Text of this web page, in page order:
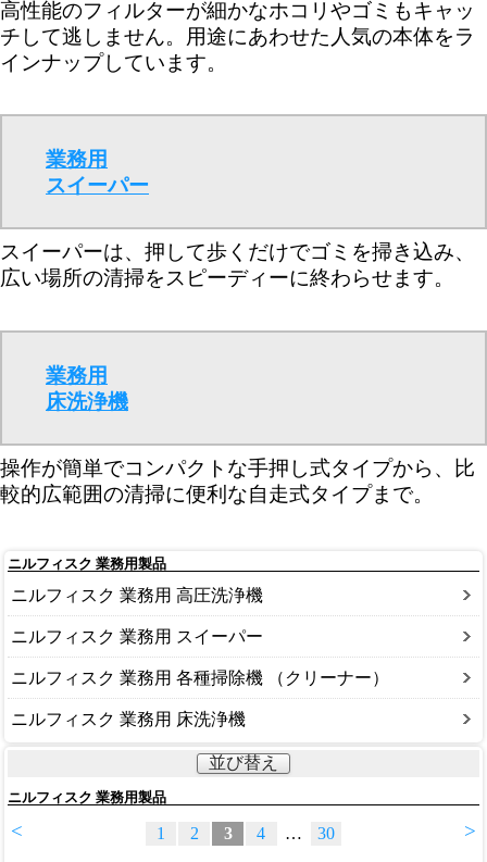
高性能のフィルターが細かなホコリやゴミもキャッ
チして逃しません。用途にあわせた人気の本体をラ
インナップしています。
業務用
スイーパー
スイーパーは、押して歩くだけでゴミを掃き込み、
広い場所の清掃をスピーディーに終わらせます。
業務用
床洗浄機
操作が簡単でコンパクトな手押し式タイプから、比
較的広範囲の清掃に便利な自走式タイプまで。
ニルフィスク 業務用製品
ニルフィスク 業務用 高圧洗浄機
ニルフィスク 業務用 スイーパー
ニルフィスク 業務用 各種掃除機 （クリーナー）
ニルフィスク 業務用 床洗浄機
並び替え
ニルフィスク 業務用製品
< >
1 2 3 4 … 30